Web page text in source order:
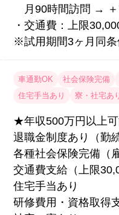
月90時間訪問 → ＋
・交通費：上限
※試用期間3ヶ月同条
車通勤OK 社会保険完備
住宅手当あり
寮・社宅あ
★年収500万円以上
退職金制度あり（勤
各種社会保険完備（
交通費支給（上限
住宅手当あり
研修費用・資格取得